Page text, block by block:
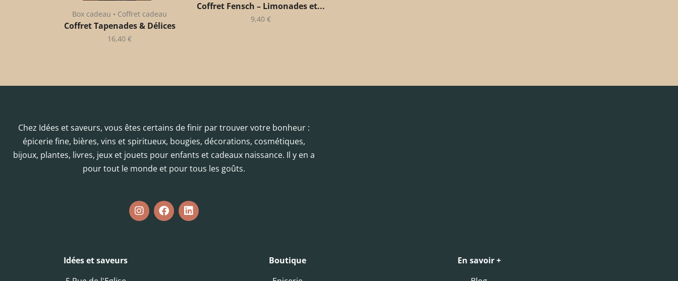
Box cadeau • Coffret cadeau
Coffret Tapenades & Délices
16,40 €
Coffret Fensch – Limonades et...
9,40 €
Chez Idées et saveurs, vous êtes certains de finir par trouver votre bonheur :
épicerie fine, bières, vins et spiritueux, bougies, décorations, cosmétiques,
bijoux, plantes, livres, jeux et jouets pour enfants et cadeaux naissance. Il y en a
pour tout le monde et pour tous les goûts.
Idées et saveurs
Boutique
En savoir +